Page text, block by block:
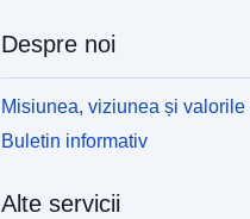
Despre noi
Misiunea, viziunea și valorile
Buletin informativ
Alte servicii